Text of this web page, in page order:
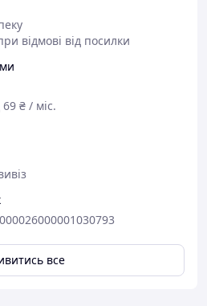
відмові від посилки
₴ / міс.
все